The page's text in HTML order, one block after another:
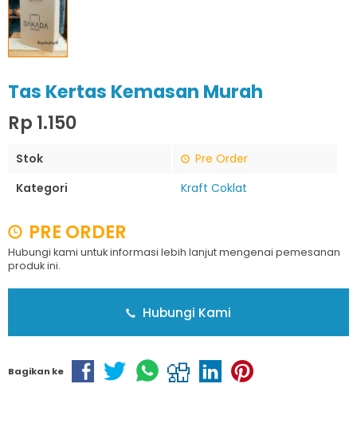
Tas Kertas Kemasan Murah
Rp 1.150
Stok
Pre Order
Kategori
Kraft Coklat
PRE ORDER
Hubungi kami untuk informasi lebih lanjut mengenai pemesanan
produk ini.
Hubungi Kami
Bagikan ke